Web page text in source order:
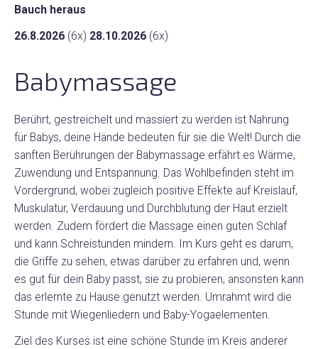
Bauch heraus
26.8.2026 (6x) 28.10.2026 (6x)
Babymassage
Berührt, gestreichelt und massiert zu werden ist Nahrung
für Babys, deine Hände bedeuten für sie die Welt! Durch die
sanften Berührungen der Babymassage erfährt es Wärme,
Zuwendung und Entspannung. Das Wohlbefinden steht im
Vordergrund, wobei zugleich positive Effekte auf Kreislauf,
Muskulatur, Verdauung und Durchblutung der Haut erzielt
werden. Zudem fördert die Massage einen guten Schlaf
und kann Schreistunden mindern. Im Kurs geht es darum,
die Griffe zu sehen, etwas darüber zu erfahren und, wenn
es gut für dein Baby passt, sie zu probieren, ansonsten kann
das erlernte zu Hause genutzt werden. Umrahmt wird die
Stunde mit Wiegenliedern und Baby-Yogaelementen.
Ziel des Kurses ist eine schöne Stunde im Kreis anderer